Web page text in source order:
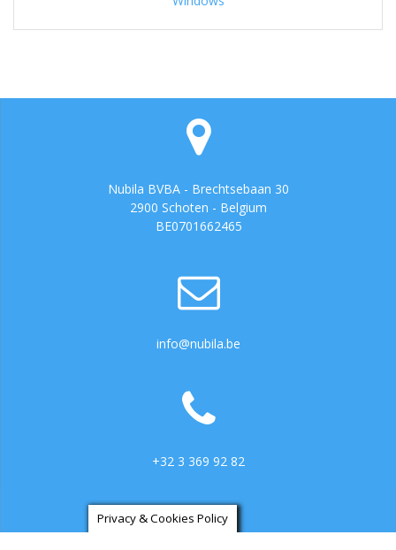
Nubila BVBA - Brechtsebaan 30
2900 Schoten - Belgium
BE0701662465
info@nubila.be
+32 3 369 92 82
Privacy & Cookies Policy